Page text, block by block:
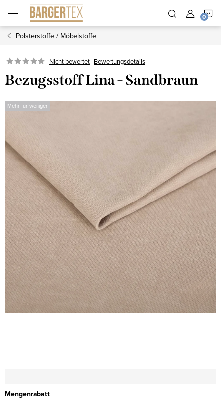
Inhalt
springen
Polsterstoffe / Möbelstoffe
Nicht bewertet Bewertungsdetails
Bezugsstoff Lina - Sandbraun
Mehr für weniger
Mengenrabatt